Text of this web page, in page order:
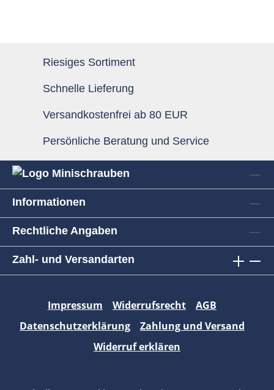
Riesiges Sortiment
Schnelle Lieferung
Versandkostenfrei ab 80 EUR
Persönliche Beratung und Service
Informationen
Rechtliche Angaben
Zahl- und Versandarten
Impressum Widerrufsrecht
AGB
Datenschutzerklärung
Zahlung und Versand
Widerruf erklären